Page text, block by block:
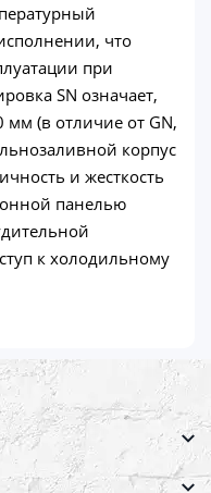
что
при
SN означает,
(в отличие от GN,
корпус
и жесткость
панелью
к холодильному